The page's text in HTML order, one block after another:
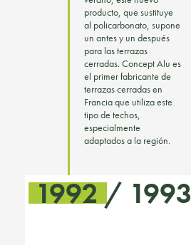
producto, que sustituye
al policarbonato, supone
un antes y un después
para las terrazas
cerradas. Concept Alu es
el primer fabricante de
terrazas cerradas en
Francia que utiliza este
tipo de techos,
especialmente
adaptados a la región.
1992 / 1993